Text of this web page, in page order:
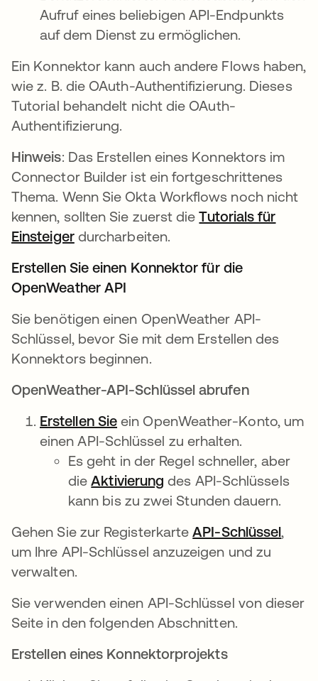
Aufruf eines beliebigen API-Endpunkts
auf dem Dienst zu ermöglichen.
Ein Konnektor kann auch andere Flows haben,
wie z. B. die OAuth-Authentifizierung. Dieses
Tutorial behandelt nicht die OAuth-
Authentifizierung.
Hinweis: Das Erstellen eines Konnektors im
Connector Builder ist ein fortgeschrittenes
Thema. Wenn Sie Okta Workflows noch nicht
kennen, sollten Sie zuerst dieTutorials für
Einsteigerwird in einer neuen Registerkarte
durcharbeiten.
Erstellen Sie einen Konnektor für die
OpenWeather API
Sie benötigen einen OpenWeather API-
Schlüssel, bevor Sie mit dem Erstellen des
Konnektors beginnen.
OpenWeather-API-Schlüssel abrufen
Erstellen Sie wird in einer neuen
ein OpenWeather-Konto, um
einen API-Schlüssel zu erhalten.
Es geht in der Regel schneller, aber
dieAktivierung wird in einer neuen
des API-Schlüssels
kann bis zu zwei Stunden dauern.
Gehen Sie zur RegisterkarteAPI-Schlüsselwird
,
um Ihre API-Schlüssel anzuzeigen und zu
verwalten.
Sie verwenden einen API-Schlüssel von dieser
Seite in den folgenden Abschnitten.
Erstellen eines Konnektorprojekts